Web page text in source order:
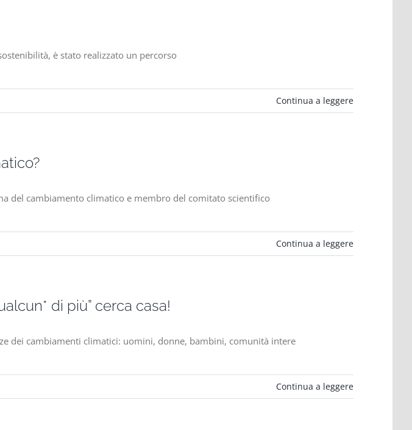
è stato realizzato un percorso
Continua a leggere
del cambiamento climatico e membro del comitato scientifico
Continua a leggere
di più” cerca casa!
dei cambiamenti climatici: uomini, donne, bambini, comunità intere
Continua a leggere